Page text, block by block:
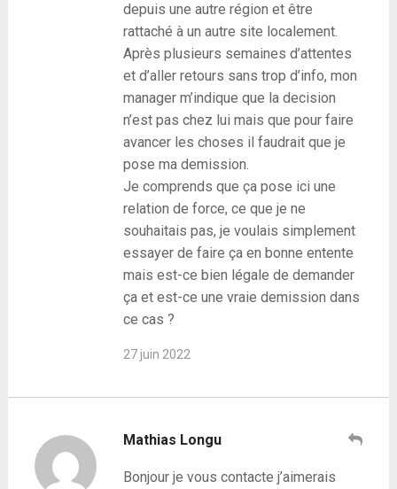
depuis une autre région et être
rattaché à un autre site localement.
Après plusieurs semaines d’attentes
et d’aller retours sans trop d’info, mon
manager m’indique que la decision
n’est pas chez lui mais que pour faire
avancer les choses il faudrait que je
pose ma demission.
Je comprends que ça pose ici une
relation de force, ce que je ne
souhaitais pas, je voulais simplement
essayer de faire ça en bonne entente
mais est-ce bien légale de demander
ça et est-ce une vraie demission dans
ce cas ?
27 juin 2022
Mathias Longu
Bonjour je vous contacte j’aimerais